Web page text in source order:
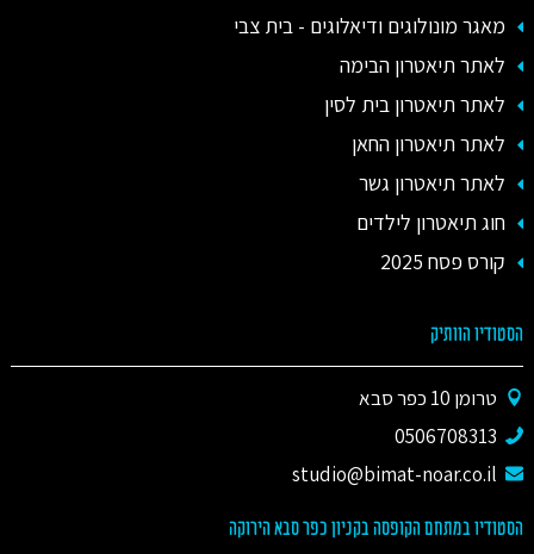
מאגר מונולוגים ודיאלוגים - בית צבי
לאתר תיאטרון הבימה
לאתר תיאטרון בית לסין
לאתר תיאטרון החאן
לאתר תיאטרון גשר
חוג תיאטרון לילדים
קורס פסח 2025
הסטודיו הוותיק
טרומן 10 כפר סבא
0506708313
studio@bimat-noar.co.il
הסטודיו במתחם הקופסה בקניון כפר סבא הירוקה